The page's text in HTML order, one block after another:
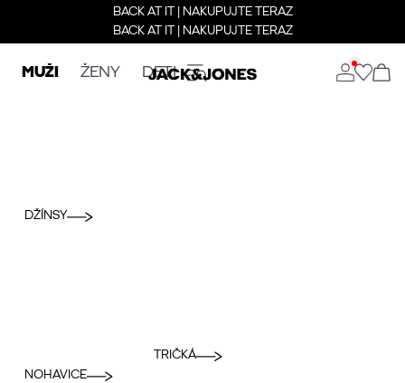
BACK AT IT | NAKUPUJTE TERAZ
BACK AT IT | NAKUPUJTE TERAZ
MUŽI ŽENY DETI
DŽÍNSY
NOHAVICE
TRIČKÁ